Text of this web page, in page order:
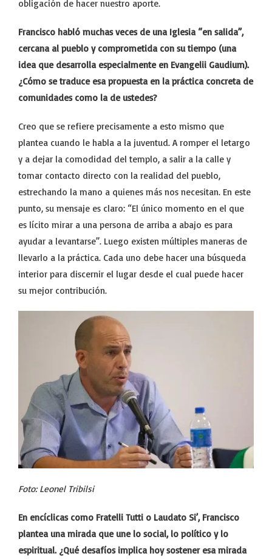
obligación de hacer nuestro aporte.
Francisco habló muchas veces de una Iglesia “en salida”,
cercana al pueblo y comprometida con su tiempo (una
idea que desarrolla especialmente en Evangelii Gaudium).
¿Cómo se traduce esa propuesta en la práctica concreta de
comunidades como la de ustedes?
Creo que se refiere precisamente a esto mismo que
plantea cuando le habla a la juventud. A romper el letargo
y a dejar la comodidad del templo, a salir a la calle y
tomar contacto directo con la realidad del pueblo,
estrechando la mano a quienes más nos necesitan. En este
punto, su mensaje es claro: “El único momento en el que
es lícito mirar a una persona de arriba a abajo es para
ayudar a levantarse”. Luego existen múltiples maneras de
llevarlo a la práctica. Cada uno debe hacer una búsqueda
interior para discernir el lugar desde el cual puede hacer
su mejor contribución.
Foto: Leonel Tribilsi
En encíclicas como Fratelli Tutti o Laudato Si’, Francisco
plantea una mirada que une lo social, lo político y lo
espiritual. ¿Qué desafíos implica hoy sostener esa mirada